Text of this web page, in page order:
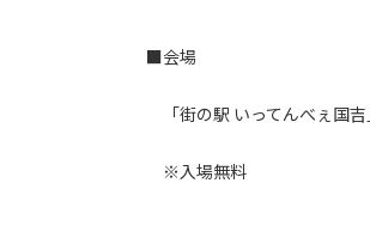
■会場
「街の駅 いってんべぇ国吉
※入場無料